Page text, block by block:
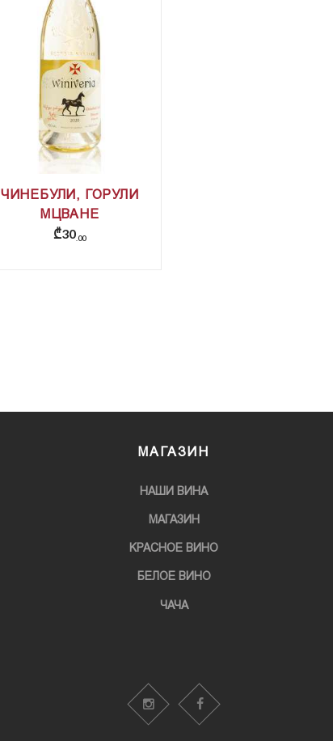
ЧИНЕБУЛИ, ГОРУЛИ
МЦВАНЕ
₾30 00
МАГАЗИН
НАШИ ВИНА
МАГАЗИН
KРАСНОЕ ВИНО
БЕЛОЕ ВИНО
ЧАЧА